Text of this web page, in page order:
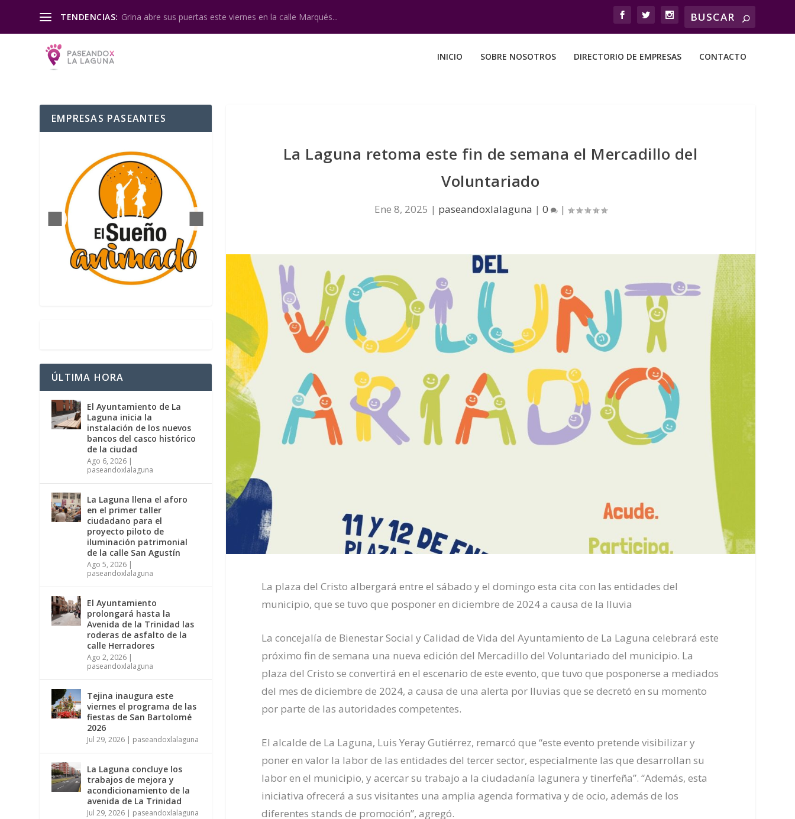
TENDENCIAS: Grina abre sus puertas este viernes en la calle Marqués...
INICIO SOBRE NOSOTROS DIRECTORIO DE EMPRESAS CONTACTO
La Laguna retoma este fin de semana el Mercadillo del
Voluntariado
Ene 8, 2025 | paseandoxlalaguna | 0 |
La plaza del Cristo albergará entre el sábado y el domingo esta cita con las entidades del
municipio, que se tuvo que posponer en diciembre de 2024 a causa de la lluvia
La concejalía de Bienestar Social y Calidad de Vida del Ayuntamiento de La Laguna celebrará este
próximo fin de semana una nueva edición del Mercadillo del Voluntariado del municipio. La
plaza del Cristo se convertirá en el escenario de este evento, que tuvo que posponerse a mediados
del mes de diciembre de 2024, a causa de una alerta por lluvias que se decretó en su momento
por parte de las autoridades competentes.
El alcalde de La Laguna, Luis Yeray Gutiérrez, remarcó que “este evento pretende visibilizar y
poner en valor la labor de las entidades del tercer sector, especialmente las que desarrollan su
labor en el municipio, y acercar su trabajo a la ciudadanía lagunera y tinerfeña”. “Además, esta
iniciativa ofrecerá a sus visitantes una amplia agenda formativa y de ocio, además de los
diferentes stands de promoción”, agregó.
EMPRESAS PASEANTES
ÚLTIMA HORA
El Ayuntamiento de La
Laguna inicia la
instalación de los nuevos
bancos del casco histórico
de la ciudad
Ago 6, 2026 |
paseandoxlalaguna
La Laguna llena el aforo
en el primer taller
ciudadano para el
proyecto piloto de
iluminación patrimonial
de la calle San Agustín
Ago 5, 2026 |
paseandoxlalaguna
El Ayuntamiento
prolongará hasta la
Avenida de la Trinidad las
roderas de asfalto de la
calle Herradores
Ago 2, 2026 |
paseandoxlalaguna
Tejina inaugura este
viernes el programa de las
fiestas de San Bartolomé
2026
Jul 29, 2026 | paseandoxlalaguna
La Laguna concluye los
trabajos de mejora y
acondicionamiento de la
avenida de La Trinidad
Jul 29, 2026 | paseandoxlalaguna